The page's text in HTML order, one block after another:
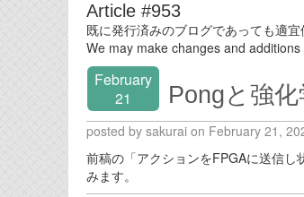
Article #953
既に発行済みのブログであっても適宜
We may make changes and
February
21
Pongと強
posted by sakurai on February 21,
前稿の「アクションをFPGAに送信
みます。